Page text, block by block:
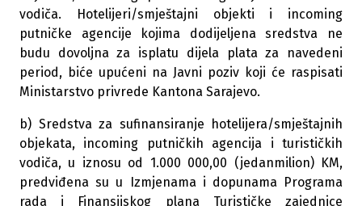
vodiča. Hotelijeri/smještajni objekti i incoming
putničke agencije kojima dodijeljena sredstva ne
budu dovoljna za isplatu dijela plata za navedeni
period, biće upućeni na Javni poziv koji će raspisati
Ministarstvo privrede Kantona Sarajevo.
b) Sredstva za sufinansiranje hotelijera/smještajnih
objekata, incoming putničkih agencija i turističkih
vodiča, u iznosu od 1.000 000,00 (jedanmilion) KM,
predviđena su u Izmjenama i dopunama Programa
rada i Finansijskog plana Turističke zajednice